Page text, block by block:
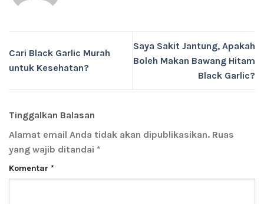
Cari Black Garlic Murah
untuk Kesehatan?
Saya Sakit Jantung, Apakah
Boleh Makan Bawang Hitam
Black Garlic?
Tinggalkan Balasan
Alamat email Anda tidak akan dipublikasikan. Ruas
yang wajib ditandai *
Komentar *